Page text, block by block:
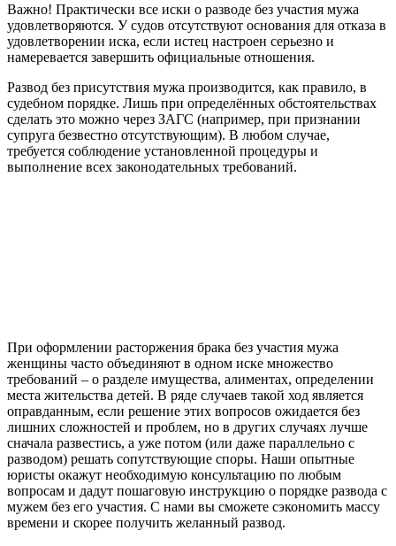
Важно! Практически все иски о разводе без участия мужа
удовлетворяются. У судов отсутствуют основания для отказа в
удовлетворении иска, если истец настроен серьезно и
намеревается завершить официальные отношения.
Развод без присутствия мужа производится, как правило, в
судебном порядке. Лишь при определённых обстоятельствах
сделать это можно через ЗАГС (например, при признании
супруга безвестно отсутствующим). В любом случае,
требуется соблюдение установленной процедуры и
выполнение всех законодательных требований.
При оформлении расторжения брака без участия мужа
женщины часто объединяют в одном иске множество
требований – о разделе имущества, алиментах, определении
места жительства детей. В ряде случаев такой ход является
оправданным, если решение этих вопросов ожидается без
лишних сложностей и проблем, но в других случаях лучше
сначала развестись, а уже потом (или даже параллельно с
разводом) решать сопутствующие споры. Наши опытные
юристы окажут необходимую консультацию по любым
вопросам и дадут пошаговую инструкцию о порядке развода с
мужем без его участия. С нами вы сможете сэкономить массу
времени и скорее получить желанный развод.